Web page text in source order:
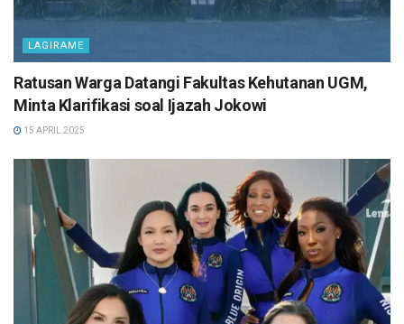
LAGIRAME
Ratusan Warga Datangi Fakultas Kehutanan UGM,
Minta Klarifikasi soal Ijazah Jokowi
15 APRIL 2025